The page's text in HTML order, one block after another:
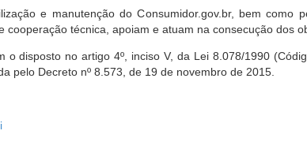
e manutenção do Consumidor.gov.br, bem como
técnica, apoiam e atuam na consecução dos
o disposto no artigo 4º, inciso V, da Lei 8.078/1990
pelo Decreto nº 8.573, de 19 de novembro de 2015.